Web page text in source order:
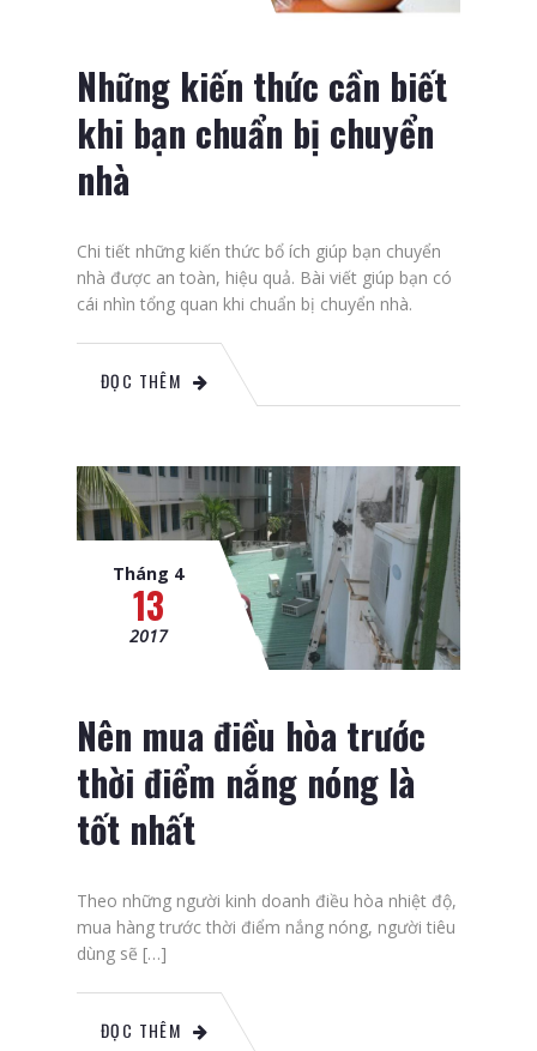
Những kiến thức cần biết
khi bạn chuẩn bị chuyển
nhà
Chi tiết những kiến thức bổ ích giúp bạn chuyển
nhà được an toàn, hiệu quả. Bài viết giúp bạn có
cái nhìn tổng quan khi chuẩn bị chuyển nhà.
ĐỌC THÊM
Tháng 4
13
2017
Nên mua điều hòa trước
thời điểm nắng nóng là
tốt nhất
Theo những người kinh doanh điều hòa nhiệt độ,
mua hàng trước thời điểm nắng nóng, người tiêu
dùng sẽ […]
ĐỌC THÊM